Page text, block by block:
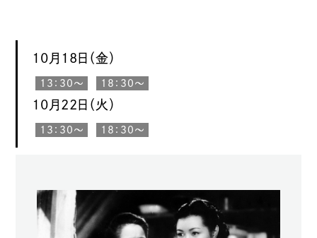
10月18日（金）
13：30〜 18：30〜
10月22日（火）
13：30〜 18：30〜